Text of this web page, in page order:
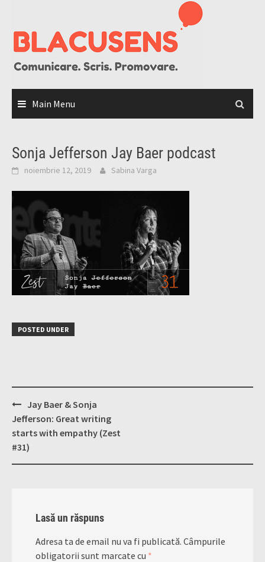
content
Main Menu
Sonja Jefferson Jay Baer podcast
noiembrie 12, 2019 Sabina Varga
POSTED UNDER
Post
navigation
Jay Baer & Sonja
Jefferson: Great writing
starts with empathy (Zest
#31)
Lasă un răspuns
Adresa ta de email nu va fi publicată. Câmpurile
obligatorii sunt marcate cu *